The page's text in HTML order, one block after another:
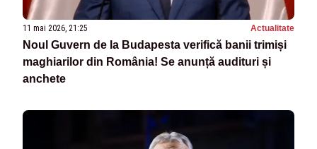
11 mai 2026, 21:25 Actualitate
Noul Guvern de la Budapesta verifică banii trimiși
maghiarilor din România! Se anunță audituri și
anchete